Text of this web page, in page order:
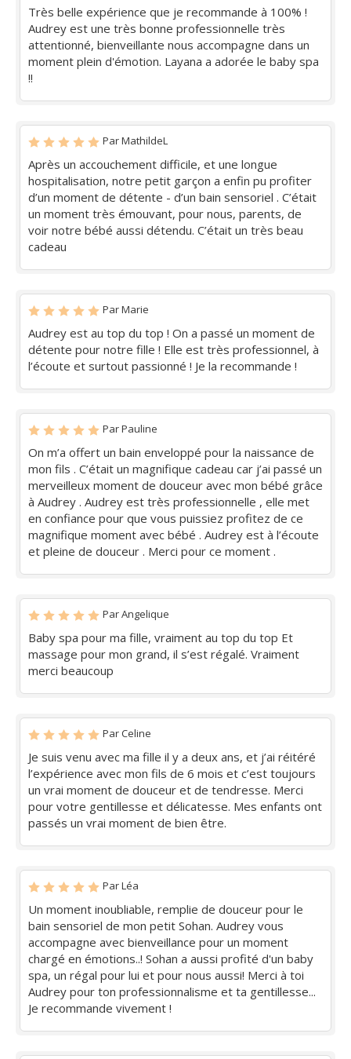
Très belle expérience que je recommande à 100% !
Audrey est une très bonne professionnelle très
attentionné, bienveillante nous accompagne dans un
moment plein d'émotion. Layana a adorée le baby spa
!!
Par MathildeL
Après un accouchement difficile, et une longue
hospitalisation, notre petit garçon a enfin pu profiter
d’un moment de détente - d’un bain sensoriel . C’était
un moment très émouvant, pour nous, parents, de
voir notre bébé aussi détendu. C’était un très beau
cadeau
Par Marie
Audrey est au top du top ! On a passé un moment de
détente pour notre fille ! Elle est très professionnel, à
l’écoute et surtout passionné ! Je la recommande !
Par Pauline
On m’a offert un bain enveloppé pour la naissance de
mon fils . C’était un magnifique cadeau car j’ai passé un
merveilleux moment de douceur avec mon bébé grâce
à Audrey . Audrey est très professionnelle , elle met
en confiance pour que vous puissiez profitez de ce
magnifique moment avec bébé . Audrey est à l’écoute
et pleine de douceur . Merci pour ce moment .
Par Angelique
Baby spa pour ma fille, vraiment au top du top Et
massage pour mon grand, il s’est régalé. Vraiment
merci beaucoup
Par Celine
Je suis venu avec ma fille il y a deux ans, et j’ai réitéré
l’expérience avec mon fils de 6 mois et c’est toujours
un vrai moment de douceur et de tendresse. Merci
pour votre gentillesse et délicatesse. Mes enfants ont
passés un vrai moment de bien être.
Par Léa
Un moment inoubliable, remplie de douceur pour le
bain sensoriel de mon petit Sohan. Audrey vous
accompagne avec bienveillance pour un moment
chargé en émotions..! Sohan a aussi profité d'un baby
spa, un régal pour lui et pour nous aussi! Merci à toi
Audrey pour ton professionnalisme et ta gentillesse...
Je recommande vivement !